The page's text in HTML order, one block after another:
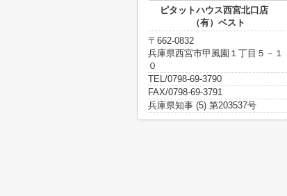
ピタットハウス西宮北口店
（有）ベスト
〒662-0832
兵庫県西宮市甲風園１丁目５－１
０
TEL/0798-69-3790
FAX/0798-69-3791
兵庫県知事 (5) 第203537号